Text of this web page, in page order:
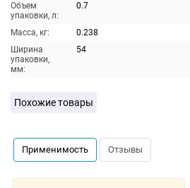
Объем
упаковки, л:
0.7
Масса, кг:
0.238
Ширина
упаковки,
мм:
54
Похожие товары
Применимость Отзывы